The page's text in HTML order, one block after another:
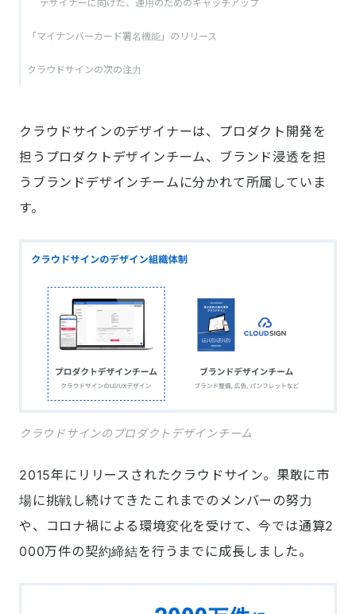
デザイナーに向けた、運用のためのキャッチアップ
「マイナンバーカード署名機能」のリリース
クラウドサインの次の注力
クラウドサインのデザイナーは、プロダクト開発を
担うプロダクトデザインチーム、ブランド浸透を担
うブランドデザインチームに分かれて所属していま
す。
クラウドサインのプロダクトデザインチーム
2015年にリリースされたクラウドサイン。果敢に市
場に挑戦し続けてきたこれまでのメンバーの努力
や、コロナ禍による環境変化を受けて、今では通算2
000万件の契約締結を行うまでに成長しました。